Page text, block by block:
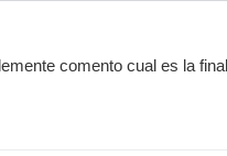
comento cual es la